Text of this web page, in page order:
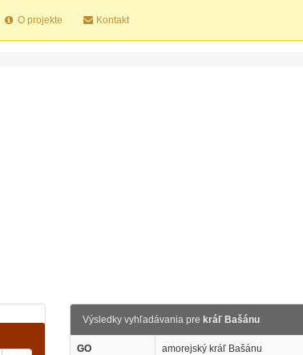
O projekte Kontakt
Výsledky vyhľadávania pre kráľ Bašánu
GO amorejský kráľ Bašánu